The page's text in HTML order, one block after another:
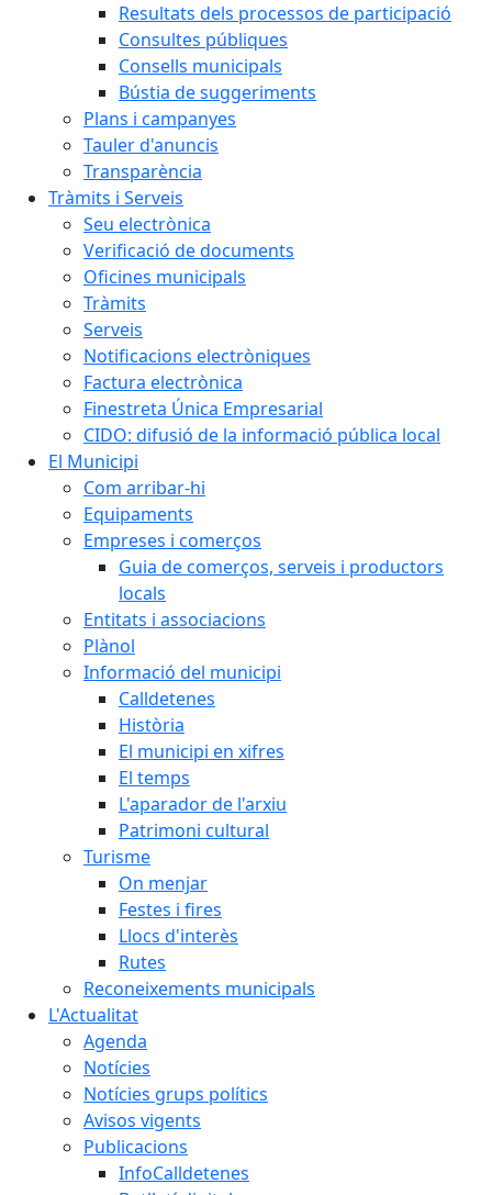
Resultats dels processos de participació
Consultes públiques
Consells municipals
Bústia de suggeriments
Plans i campanyes
Tauler d'anuncis
Transparència
Tràmits i Serveis
Seu electrònica
Verificació de documents
Oficines municipals
Tràmits
Serveis
Notificacions electròniques
Factura electrònica
Finestreta Única Empresarial
CIDO: difusió de la informació pública local
El Municipi
Com arribar-hi
Equipaments
Empreses i comerços
Guia de comerços, serveis i productors
locals
Entitats i associacions
Plànol
Informació del municipi
Calldetenes
Història
El municipi en xifres
El temps
L'aparador de l'arxiu
Patrimoni cultural
Turisme
On menjar
Festes i fires
Llocs d'interès
Rutes
Reconeixements municipals
L'Actualitat
Agenda
Notícies
Notícies grups polítics
Avisos vigents
Publicacions
InfoCalldetenes